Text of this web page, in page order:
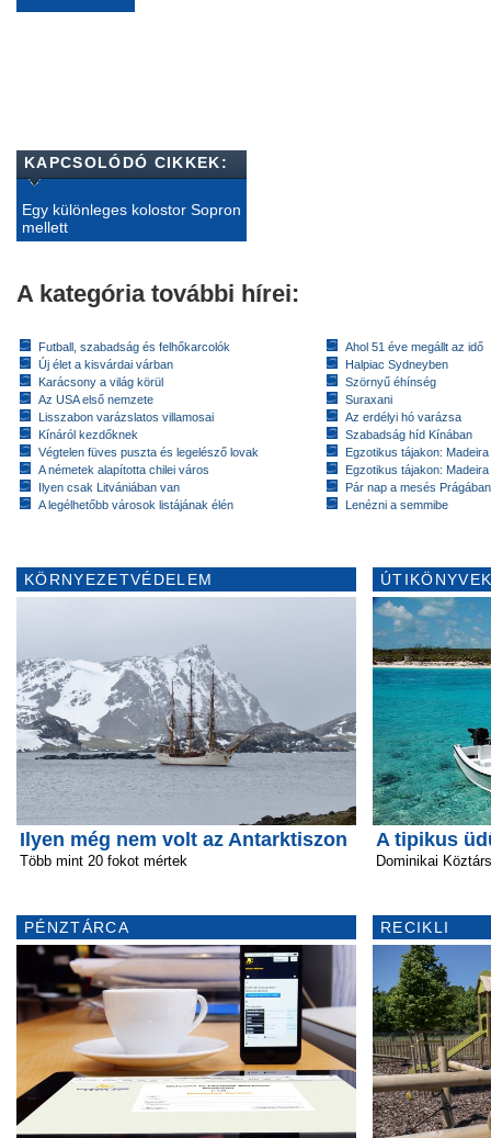
KAPCSOLÓDÓ CIKKEK:
Egy különleges kolostor Sopron
mellett
A kategória további hírei:
Futball, szabadság és felhőkarcolók
Új élet a kisvárdai várban
Karácsony a világ körül
Az USA első nemzete
Lisszabon varázslatos villamosai
Kínáról kezdőknek
Végtelen füves puszta és legelésző lovak
A németek alapította chilei város
Ilyen csak Litvániában van
A legélhetőbb városok listájának élén
Ahol 51 éve megállt az idő
Halpiac Sydneyben
Szörnyű éhínség
Suraxani
Az erdélyi hó varázsa
Szabadság híd Kínában
Egzotikus tájakon:
Egzotikus tájakon:
Pár nap a mesés Prágában
Lenézni a semmibe
KÖRNYEZETVÉDELEM
Ilyen még nem volt az Antarktiszon
Több mint 20 fokot mértek
PÉNZTÁRCA
A tipikus
Dominikai
RECIKLI